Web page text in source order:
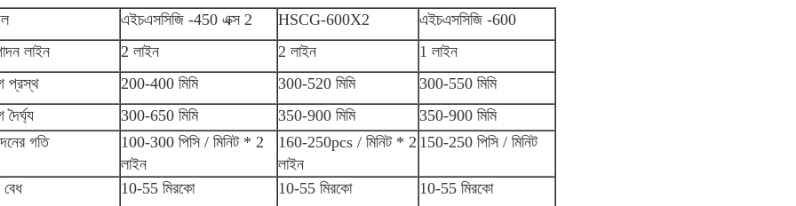
এইচএসসিজি -450 এক্স 2 HSCG-600X2
এইচএসসিজি -600
লাইন
2 লাইন 2 লাইন
1 লাইন
প্রস্থ
200-400 মিমি 300-520 মিমি
300-550 মিমি
দৈর্ঘ্য
300-650 মিমি 350-900 মিমি
350-900 মিমি
গতি
100-300 পিসি / মিনিট * 2
লাইন
160-250pcs / মিনিট * 2
লাইন
150-250 পিসি / মিনিট
বেধ 10-55 মিরকো 10-55 মিরকো 10-55 মিরকো